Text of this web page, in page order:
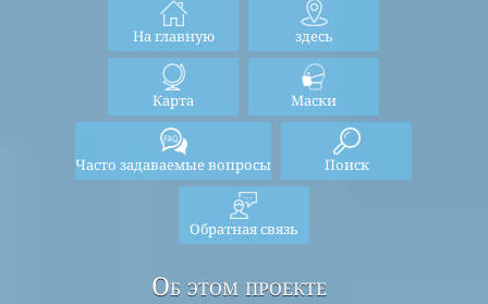
На главную здесь
Карта Маски
Часто задаваемые вопросы Поиск
Обратная связь
Об этом проекте